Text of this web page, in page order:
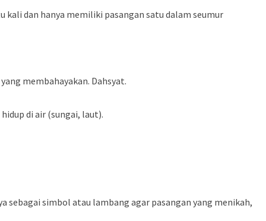
kali dan hanya memiliki pasangan satu dalam seumur
membahayakan. Dahsyat.
di air (sungai, laut).
sebagai simbol atau lambang agar pasangan yang menikah,